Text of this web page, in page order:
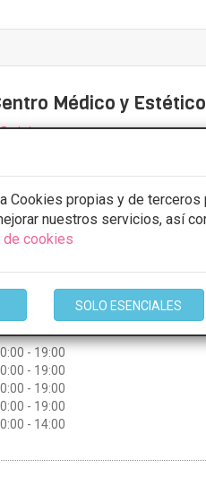
Cookies propias y de terceros
nuestros servicios, así
de cookies
SOLO ESENCIALES
Médico y
2ª-2ª 43001 Tarragona,
GRATUITA & FINANCIACIÓN A
PRESUPUESTO
- 19:00
- 19:00
- 19:00
- 19:00
- 14:00